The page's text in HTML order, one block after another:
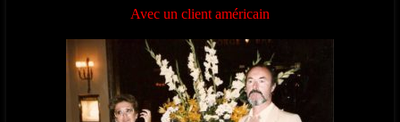
Avec un client américain